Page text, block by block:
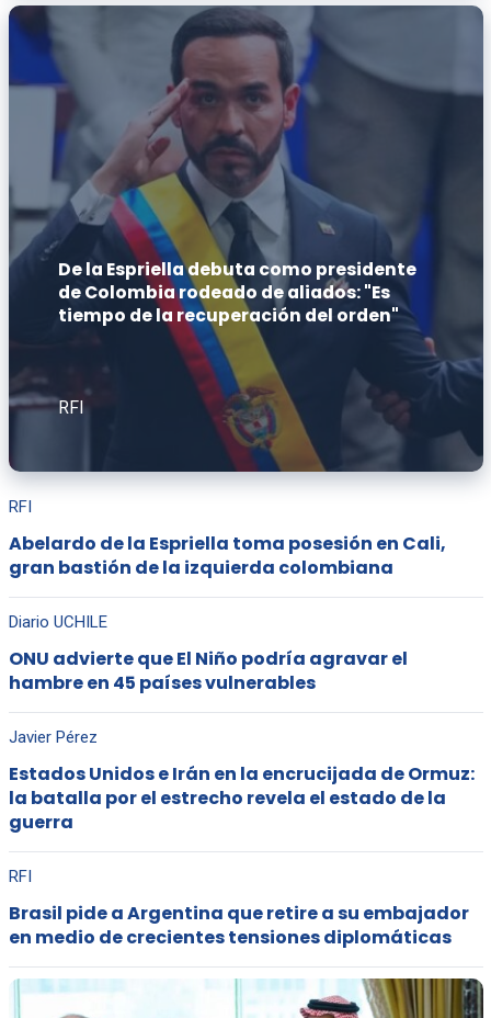
De la Espriella debuta como presidente
de Colombia rodeado de aliados: "Es
tiempo de la recuperación del orden"
RFI
RFI
Abelardo de la Espriella toma posesión en Cali,
gran bastión de la izquierda colombiana
Diario UCHILE
ONU advierte que El Niño podría agravar el
hambre en 45 países vulnerables
Javier Pérez
Estados Unidos e Irán en la encrucijada de Ormuz:
la batalla por el estrecho revela el estado de la
guerra
RFI
Brasil pide a Argentina que retire a su embajador
en medio de crecientes tensiones diplomáticas